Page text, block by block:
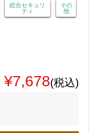
総合セキュリ
ティ
その
他
¥7,678(税込)